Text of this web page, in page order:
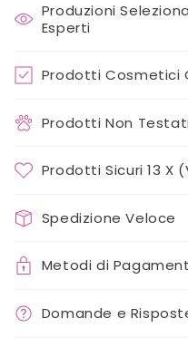
Produzioni
Esperti
Prodotti Cosmetici
Prodotti Non
Prodotti Sicuri 13 X
Spedizione Veloce
Metodi di
Domande e